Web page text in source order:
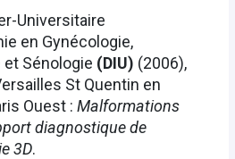
Universitaire
en Gynécologie,
Sénologie (DIU) (2006),
St Quentin en
Ouest : Malformations
diagnostique de
3D.